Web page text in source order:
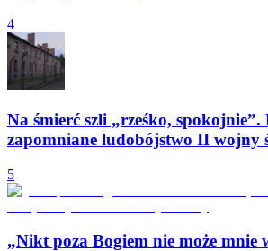
4
Na śmierć szli „rześko, spokojnie”.
zapomniane ludobójstwo II wojny
5
„Nikt poza Bogiem nie może mnie